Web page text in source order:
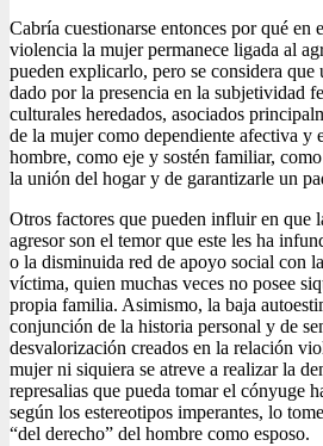
Cabría cuestionarse entonces por qué en
violencia la mujer permanece ligada al
pueden explicarlo, pero se considera que
dado por la presencia en la subjetividad
culturales heredados, asociados
de la mujer como dependiente afectiva y
hombre, como eje y sostén familiar,
la unión del hogar y de garantizarle un
Otros factores que pueden influir en que
agresor son el temor que este les ha
o la disminuida red de apoyo social con
víctima, quien muchas veces no posee
propia familia. Asimismo, la baja
conjunción de la historia personal y de
desvalorización creados en la relación
mujer ni siquiera se atreve a realizar la
represalias que pueda tomar el cónyuge
según los estereotipos imperantes, lo
“del derecho” del hombre como esposo.